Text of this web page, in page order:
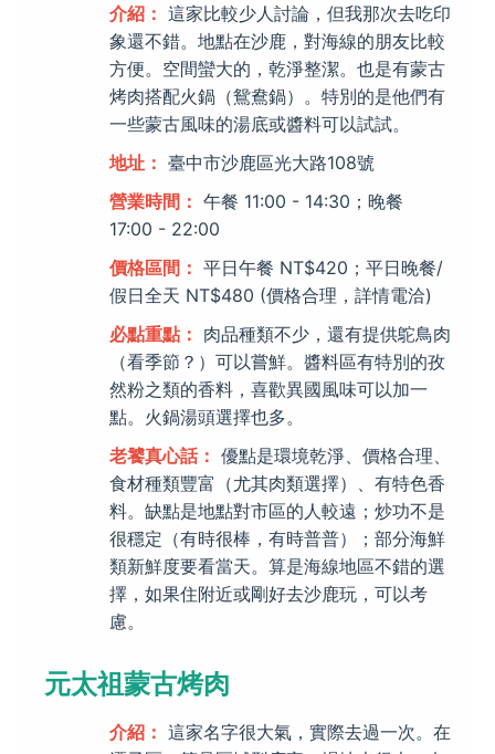
介紹： 這家比較少人討論，但我那次去吃印
象還不錯。地點在沙鹿，對海線的朋友比較
方便。空間蠻大的，乾淨整潔。也是有蒙古
烤肉搭配火鍋（鴛鴦鍋）。特別的是他們有
一些蒙古風味的湯底或醬料可以試試。
地址： 臺中市沙鹿區光大路108號
營業時間： 午餐 11:00 - 14:30；晚餐
17:00 - 22:00
價格區間： 平日午餐 NT$420；平日晚餐/
假日全天 NT$480 (價格合理，詳情電洽)
必點重點： 肉品種類不少，還有提供鴕鳥肉
（看季節？）可以嘗鮮。醬料區有特別的孜
然粉之類的香料，喜歡異國風味可以加一
點。火鍋湯頭選擇也多。
老饕真心話： 優點是環境乾淨、價格合理、
食材種類豐富（尤其肉類選擇）、有特色香
料。缺點是地點對市區的人較遠；炒功不是
很穩定（有時很棒，有時普普）；部分海鮮
類新鮮度要看當天。算是海線地區不錯的選
擇，如果住附近或剛好去沙鹿玩，可以考
慮。
元太祖蒙古烤肉
介紹： 這家名字很大氣，實際去過一次。在